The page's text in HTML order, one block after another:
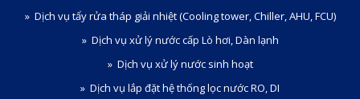
Dịch vụ tẩy rửa tháp giải nhiệt (Cooling tower, Chiller, AHU, FCU)
Dịch vụ xử lý nước cấp Lò hơi, Dàn lạnh
Dịch vụ xử lý nước sinh hoạt
Dịch vụ lắp đặt hệ thống lọc nước RO, DI